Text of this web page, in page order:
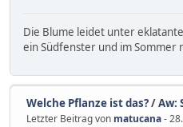
Die Blume leidet unter
ein Südfenster und im Sommer
Welche Pflanze ist das?/Aw:
Letzter Beitrag von matucana-